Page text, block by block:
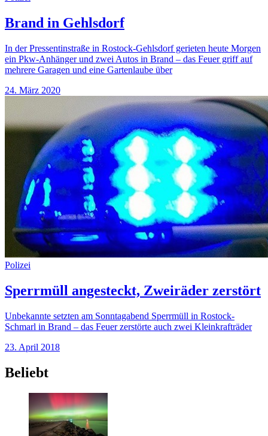
Brand in Gehlsdorf
In der Pressentinstraße in Rostock-Gehlsdorf gerieten heute Morgen
ein Pkw-Anhänger und zwei Autos in Brand – das Feuer griff auf
mehrere Garagen und eine Gartenlaube über
24. März 2020
Polizei
Sperrmüll angesteckt, Zweiräder zerstört
Unbekannte setzten am Sonntagabend Sperrmüll in Rostock-
Schmarl in Brand – das Feuer zerstörte auch zwei Kleinkrafträder
23. April 2018
Beliebt